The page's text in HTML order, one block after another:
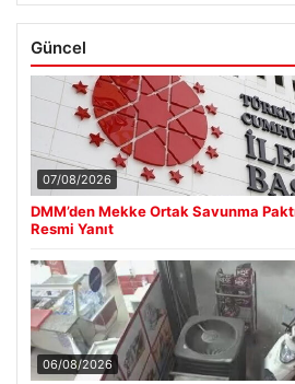
Güncel
07/08/2026
DMM’den Mekke Ortak Savunma
Resmi Yanıt
06/08/2026